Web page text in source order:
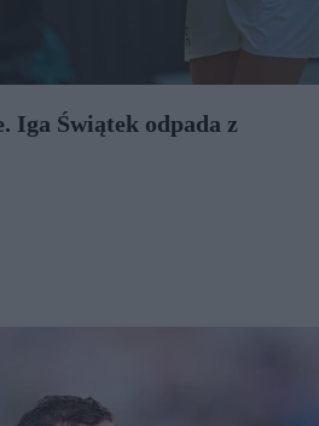
Iga Świątek odpada z